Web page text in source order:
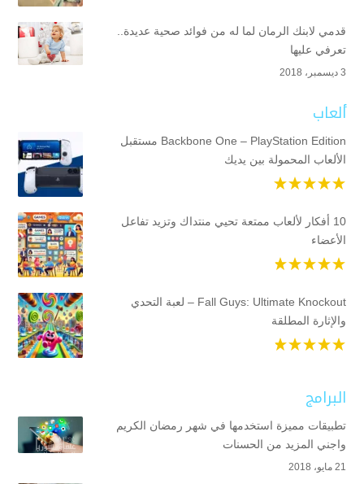
قدمي لابنك الرمان لما له من فوائد صحية عديدة..
تعرفي عليها
3 ديسمبر، 2018
ألعاب
Backbone One – PlayStation Edition مستقبل
الألعاب المحمولة بين يديك
10 أفكار لألعاب ممتعة تحيي منتداك وتزيد تفاعل
الأعضاء
Fall Guys: Ultimate Knockout – لعبة التحدي
والإثارة المطلقة
البرامج
تطبيقات مميزة استخدمها في شهر رمضان الكريم
واجني المزيد من الحسنات
21 مايو، 2018